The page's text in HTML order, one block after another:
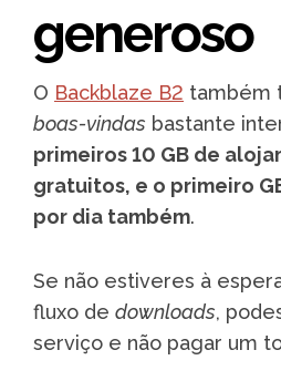
generoso
O Backblaze B2 também
boas-vindas bastante
primeiros 10 GB de
gratuitos, e o primeiro
por dia também.
Se não estiveres à
fluxo de downloads,
serviço e não pagar um